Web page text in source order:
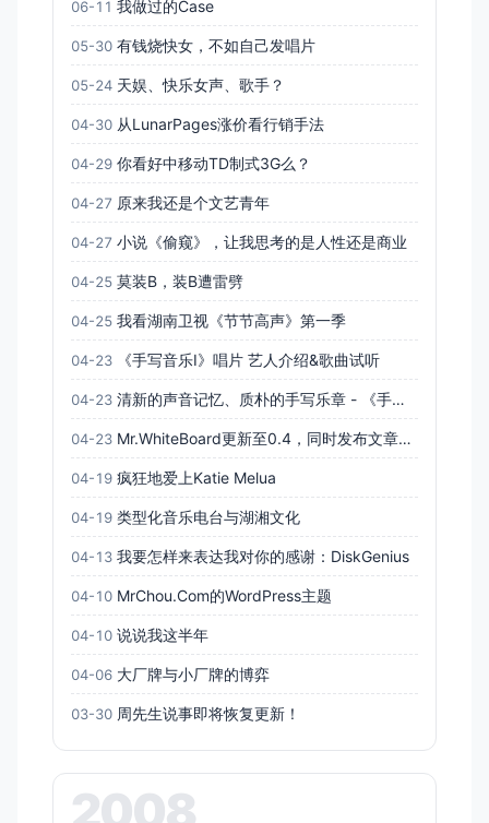
06-11 我做过的Case
05-30 有钱烧快女，不如自己发唱片
05-24 天娱、快乐女声、歌手？
04-30 从LunarPages涨价看行销手法
04-29 你看好中移动TD制式3G么？
04-27 原来我还是个文艺青年
04-27 小说《偷窥》，让我思考的是人性还是商业
04-25 莫装B，装B遭雷劈
04-25 我看湖南卫视《节节高声》第一季
04-23 《手写音乐Ⅰ》唱片 艺人介绍&歌曲试听
04-23 清新的声音记忆、质朴的手写乐章 - 《手写音乐Ⅰ》唱片新闻通稿
04-23 Mr.WhiteBoard更新至0.4，同时发布文章预告
04-19 疯狂地爱上Katie Melua
04-19 类型化音乐电台与湖湘文化
04-13 我要怎样来表达我对你的感谢：DiskGenius
04-10 MrChou.Com的WordPress主题
04-10 说说我这半年
04-06 大厂牌与小厂牌的博弈
03-30 周先生说事即将恢复更新！
2008